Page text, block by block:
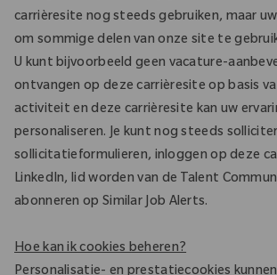
carrièresite nog steeds gebruiken, maar
om sommige delen van onze site te
U kunt bijvoorbeeld geen vacature-
ontvangen op deze carrièresite op basis
activiteit en deze carrièresite kan uw
personaliseren. Je kunt nog steeds
sollicitatieformulieren, inloggen op deze
LinkedIn, lid worden van de Talent
abonneren op Similar Job Alerts.
Hoe kan ik cookies beheren?